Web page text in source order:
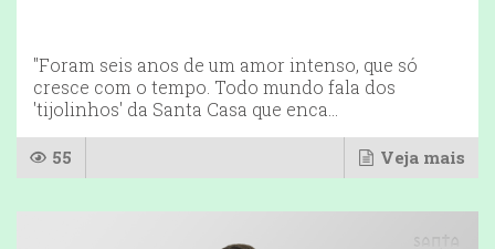
"Foram seis anos de um amor intenso, que só
cresce com o tempo. Todo mundo fala dos
'tijolinhos' da Santa Casa que enca...
55 Veja mais